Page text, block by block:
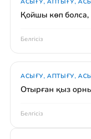
Қойшы көп
Белгісіз
АСЫҒУ, АПТЫҒУ,
Отырған қыз
Белгісіз